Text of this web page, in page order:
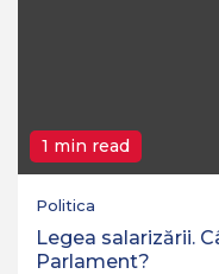
1 min read
Politica
Legea salarizării.
Parlament?